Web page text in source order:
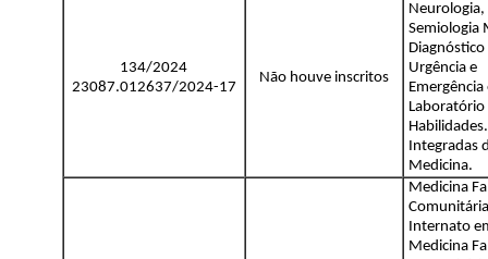
134/2024
23087.012637/2024-17
Não houve inscritos
Neurologia,
Semiologia
Urgência e
Emergência
Laboratório
Integradas
Medicina.
Medicina
Internato
Medicina